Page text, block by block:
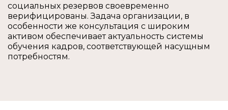
социальных резервов своевременно
верифицированы. Задача организации, в
особенности же консультация с широким
активом обеспечивает актуальность системы
обучения кадров, соответствующей насущным
потребностям.